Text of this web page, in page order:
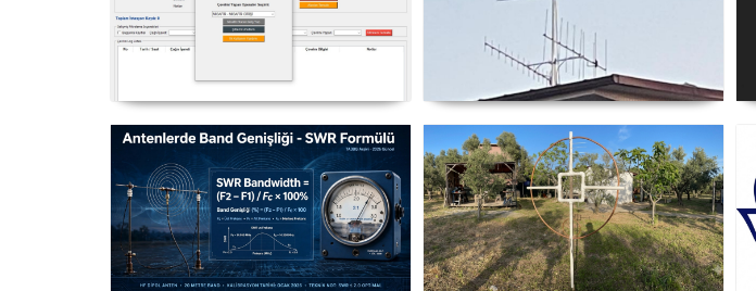
NexQso Telsiz Çevrim Kayıt
Yagi Anten Yönü Nasıl Belirlenir